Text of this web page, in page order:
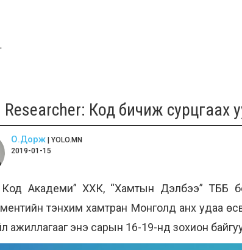
Researcher: Код бичиж сурцгаах
О.Дорж | YOLO.MN
2019-01-15
Академи” ХХК, “Хамтын Дэлбээ” ТББ
тэнхим хамтран Монголд анх удаа
ажиллагааг энэ сарын 16-19-нд зохион